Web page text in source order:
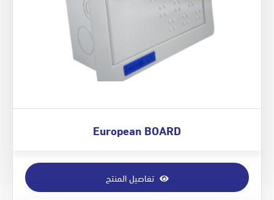
European BOARD
تفاصيل المنتج